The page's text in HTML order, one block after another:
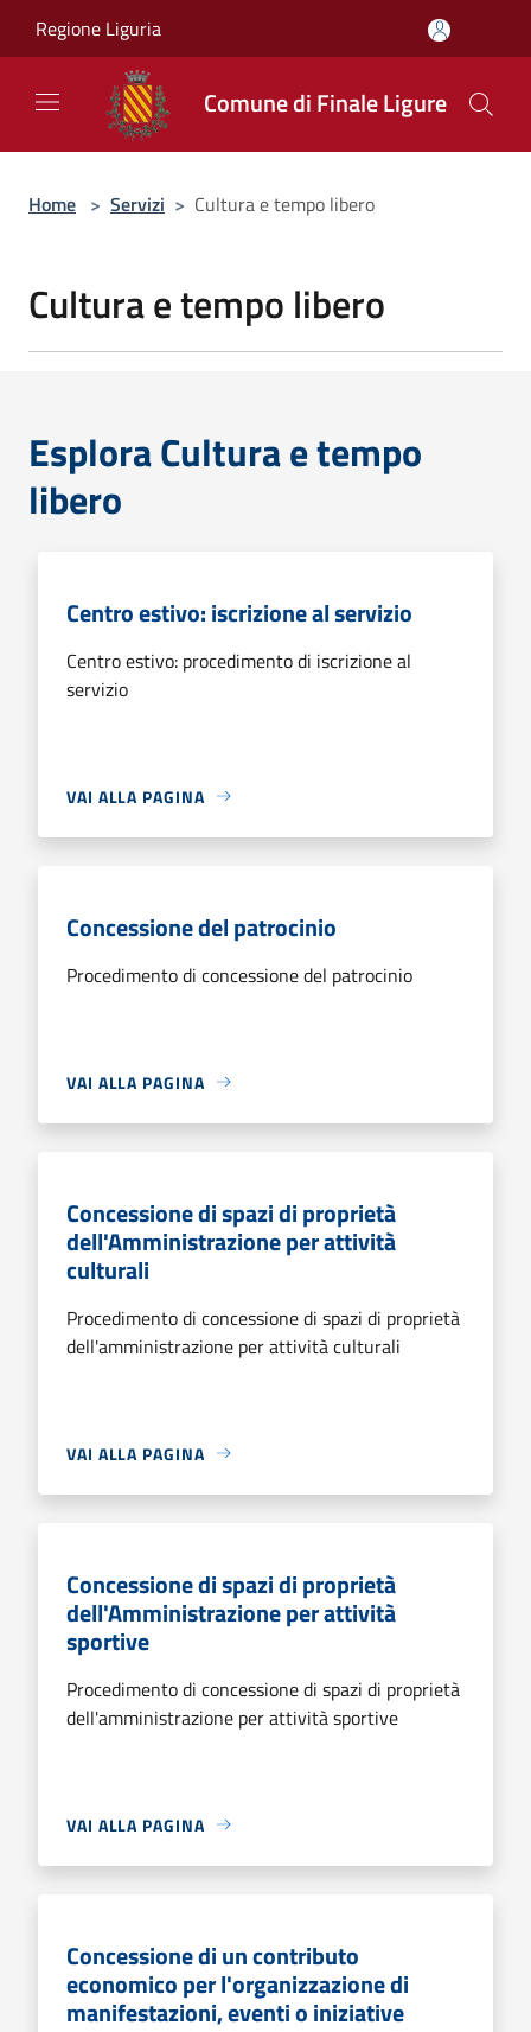
Regione Liguria
Comune di Finale Ligure
Home > Servizi > Cultura e tempo libero
Cultura e tempo libero
Esplora Cultura e tempo
libero
Centro estivo: iscrizione al servizio
Centro estivo: procedimento di iscrizione al
servizio
VAI ALLA PAGINA
Concessione del patrocinio
Procedimento di concessione del patrocinio
VAI ALLA PAGINA
Concessione di spazi di proprietà
dell'Amministrazione per attività
culturali
Procedimento di concessione di spazi di proprietà
dell'amministrazione per attività culturali
VAI ALLA PAGINA
Concessione di spazi di proprietà
dell'Amministrazione per attività
sportive
Procedimento di concessione di spazi di proprietà
dell'amministrazione per attività sportive
VAI ALLA PAGINA
Concessione di un contributo
economico per l'organizzazione di
manifestazioni, eventi o iniziative